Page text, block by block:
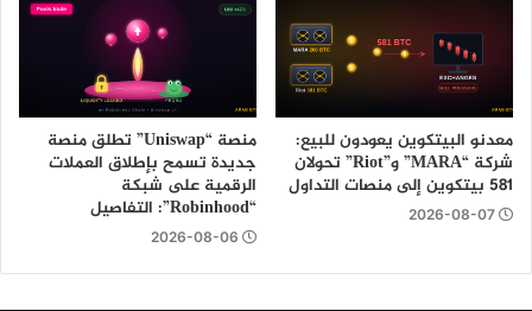
معدنو البيتكوين يعودون للبيع:
شركة “MARA” و”Riot” تحولان
581 بيتكوين إلى منصات التداول
2026-08-07
منصة “Uniswap” تطلق منصة
جديدة تسمح بإطلاق العملات
الرقمية على شبكة
“Robinhood”: التفاصيل
2026-08-06